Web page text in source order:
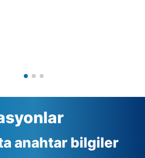
anahtar bilgiler